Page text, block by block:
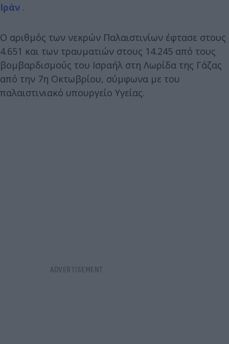
Ιράν .
Ο αριθμός των νεκρών Παλαιστινίων έφτασε στους
4.651 και των τραυματιών στους 14.245 από τους
βομβαρδισμούς του Ισραήλ στη Λωρίδα της Γάζας
από την 7η Οκτωβρίου, σύμφωνα με του
παλαιστινιακό υπουργείο Υγείας.